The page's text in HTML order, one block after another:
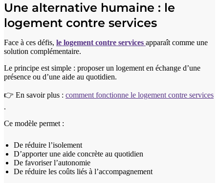
Une alternative humaine : le
logement contre services
Face à ces défis, le logement contre services apparaît comme une
solution complémentaire.
Le principe est simple : proposer un logement en échange d’une
présence ou d’une aide au quotidien.
👉 En savoir plus : comment fonctionne le logement contre services
.
Ce modèle permet :
De réduire l’isolement
D’apporter une aide concrète au quotidien
De favoriser l’autonomie
De réduire les coûts liés à l’accompagnement